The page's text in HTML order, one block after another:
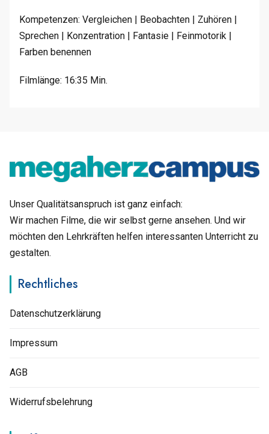
Kompetenzen: Vergleichen | Beobachten | Zuhören |
Sprechen | Konzentration | Fantasie | Feinmotorik |
Farben benennen
Filmlänge: 16:35 Min.
Unser Qualitätsanspruch ist ganz einfach:
Wir machen Filme, die wir selbst gerne ansehen. Und wir
möchten den Lehrkräften helfen interessanten Unterricht zu
gestalten.
Rechtliches
Datenschutzerklärung
Impressum
AGB
Widerrufsbelehrung